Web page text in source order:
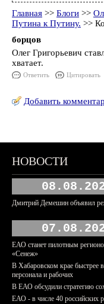
Главная >> Блоги >>
Путина к Путину. >>
борцов
Олег Григорьевич
хватает.
Ответить Цитировать
Добавить
НОВОСТИ
Дмитрий Демешин объявил
ЕАО станет пилотным
«Сенеж»
В Хабаровском крае быстрее
персонала и рабочих
В ЕАО обсудили стратегию
ЕАО - в числе 40 российских